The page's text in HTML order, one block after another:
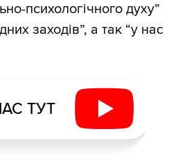
психологічного духу”
заходів”, а так “у нас
ТУТ